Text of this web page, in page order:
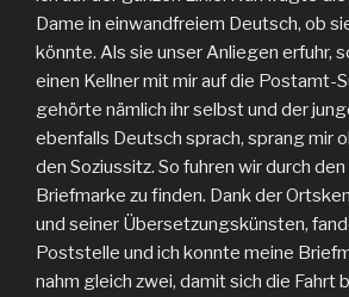
Dame in einwandfreiem Deutsch, ob
könnte. Als sie unser Anliegen erfuhr,
einen Kellner mit mir auf die Postamt-
gehörte nämlich ihr selbst und der
ebenfalls Deutsch sprach, sprang mir
den Soziussitz. So fuhren wir durch
Briefmarke zu finden. Dank der
und seiner Übersetzungskünsten,
Poststelle und ich konnte meine
nahm gleich zwei, damit sich die Fahrt